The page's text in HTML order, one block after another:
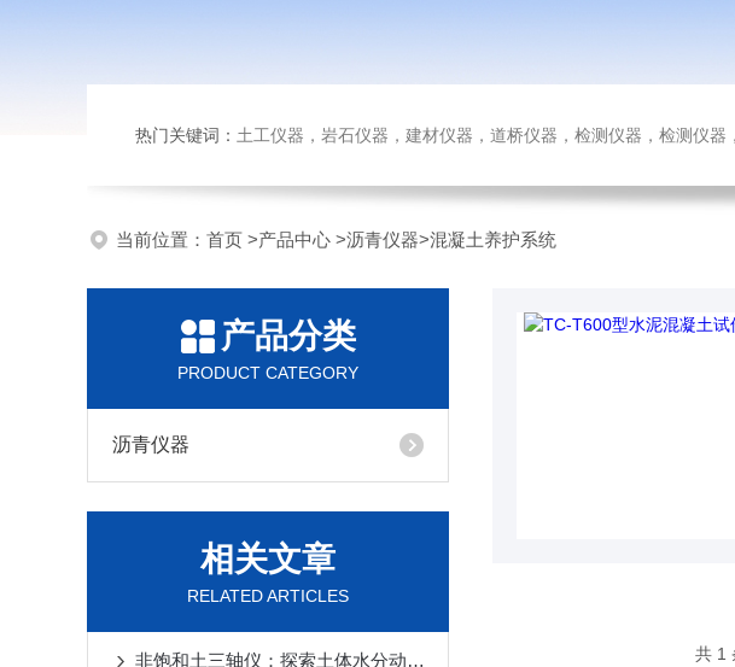
热门关键词： 土工仪器，岩石仪器，建材仪器，道桥仪器，检测仪器，检测仪器，物探
当前位置： 首页 >产品中心 >沥青仪器>混凝土养护系统
产品分类
PRODUCT CATEGORY
沥青仪器
相关文章
RELATED ARTICLES
非饱和土三轴仪：探索土体水分动态的关键工具 共 1